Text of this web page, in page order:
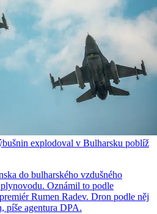
explodoval v Bulharsku poblíž
do bulharského vzdušného
Oznámil to podle
Rumen Radev. Dron podle něj
píše agentura DPA.